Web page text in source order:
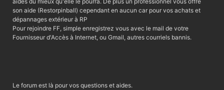
son aide (Restorpinball) cependant en aucun car pour vos achats et
dépannages extérieur à RP
Pour rejoindre FF, simple enregistrez vous avec le mail de votre
Fournisseur d'Accès à Internet, ou Gmail, autres courriels bannis.
Le forum est là pour vos questions et aides.